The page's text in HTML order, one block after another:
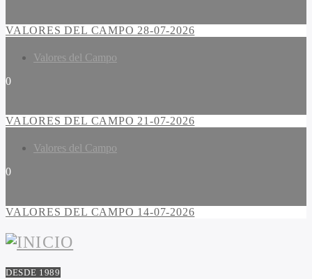
VALORES DEL CAMPO 28-07-2026
Valores del Campo
0
VALORES DEL CAMPO 21-07-2026
Valores del Campo
0
VALORES DEL CAMPO 14-07-2026
DESDE 1989